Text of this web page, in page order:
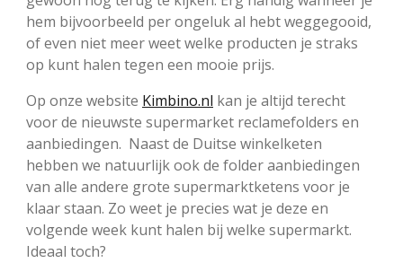
hem bijvoorbeeld per ongeluk al hebt weggegooid,
of even niet meer weet welke producten je straks
op kunt halen tegen een mooie prijs.
Op onze website Kimbino.nl kan je altijd terecht
voor de nieuwste supermarket reclamefolders en
aanbiedingen. Naast de Duitse winkelketen
hebben we natuurlijk ook de folder aanbiedingen
van alle andere grote supermarktketens voor je
klaar staan. Zo weet je precies wat je deze en
volgende week kunt halen bij welke supermarkt.
Ideaal toch?